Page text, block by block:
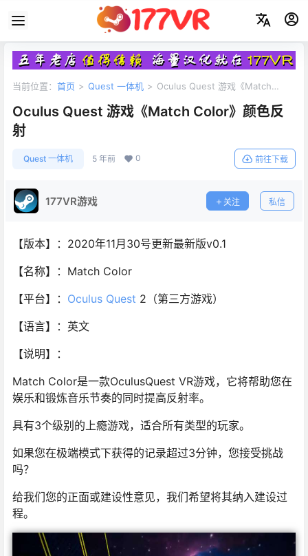
当前位置： 首页 > Quest 一体机 > Oculus Quest 游戏《Match
Oculus Quest 游戏《Match Color》颜色反
射
Quest 一体机 5 年前 0 前往下载
177VR游戏 关注 私信
【版本】：2020年11月30号更新最新版v0.1
【名称】：Match Color
【平台】： Oculus Quest 2（第三方游戏）
【语言】：英文
【说明】：
Match Color是一款OculusQuest VR游戏，它将帮助您在
娱乐和锻炼音乐节奏的同时提高反射率。
具有3个级别的上瘾游戏，适合所有类型的玩家。
如果您在极端模式下获得的记录超过3分钟，您接受挑战
吗？
给我们您的正面或建设性意见，我们希望将其纳入建设过
程。